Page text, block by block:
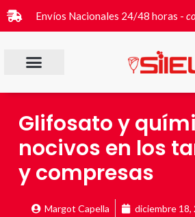
Envíos Nacionales 24/48 horas -
Glifosato y
nocivos en los
y compresas
Margot Capella diciembre 18,